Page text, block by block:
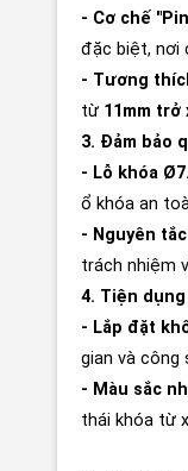
- Cơ chế
đặc biệt, nơi
- Tương
từ 11mm trở
3. Đảm bảo
- Lỗ khóa
ổ khóa an
- Nguyên
trách nhiệm
4. Tiện
- Lắp đặt
gian và công
- Màu sắc
thái khóa từ